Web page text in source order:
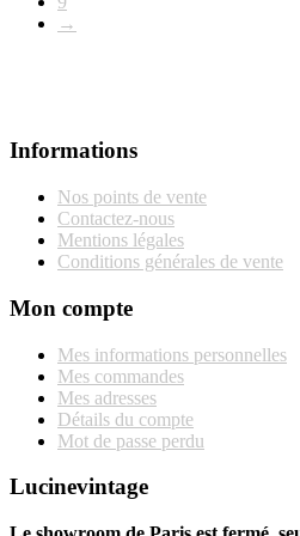
→
Informations
Nos points de vente
Contactez-nous
Mentions légales
Conditions générales de vente
Mon compte
Mes informations personnelles
Mes commandes
Mes adresses
Détails du compte
Mot de passe perdu
Lucinevintage